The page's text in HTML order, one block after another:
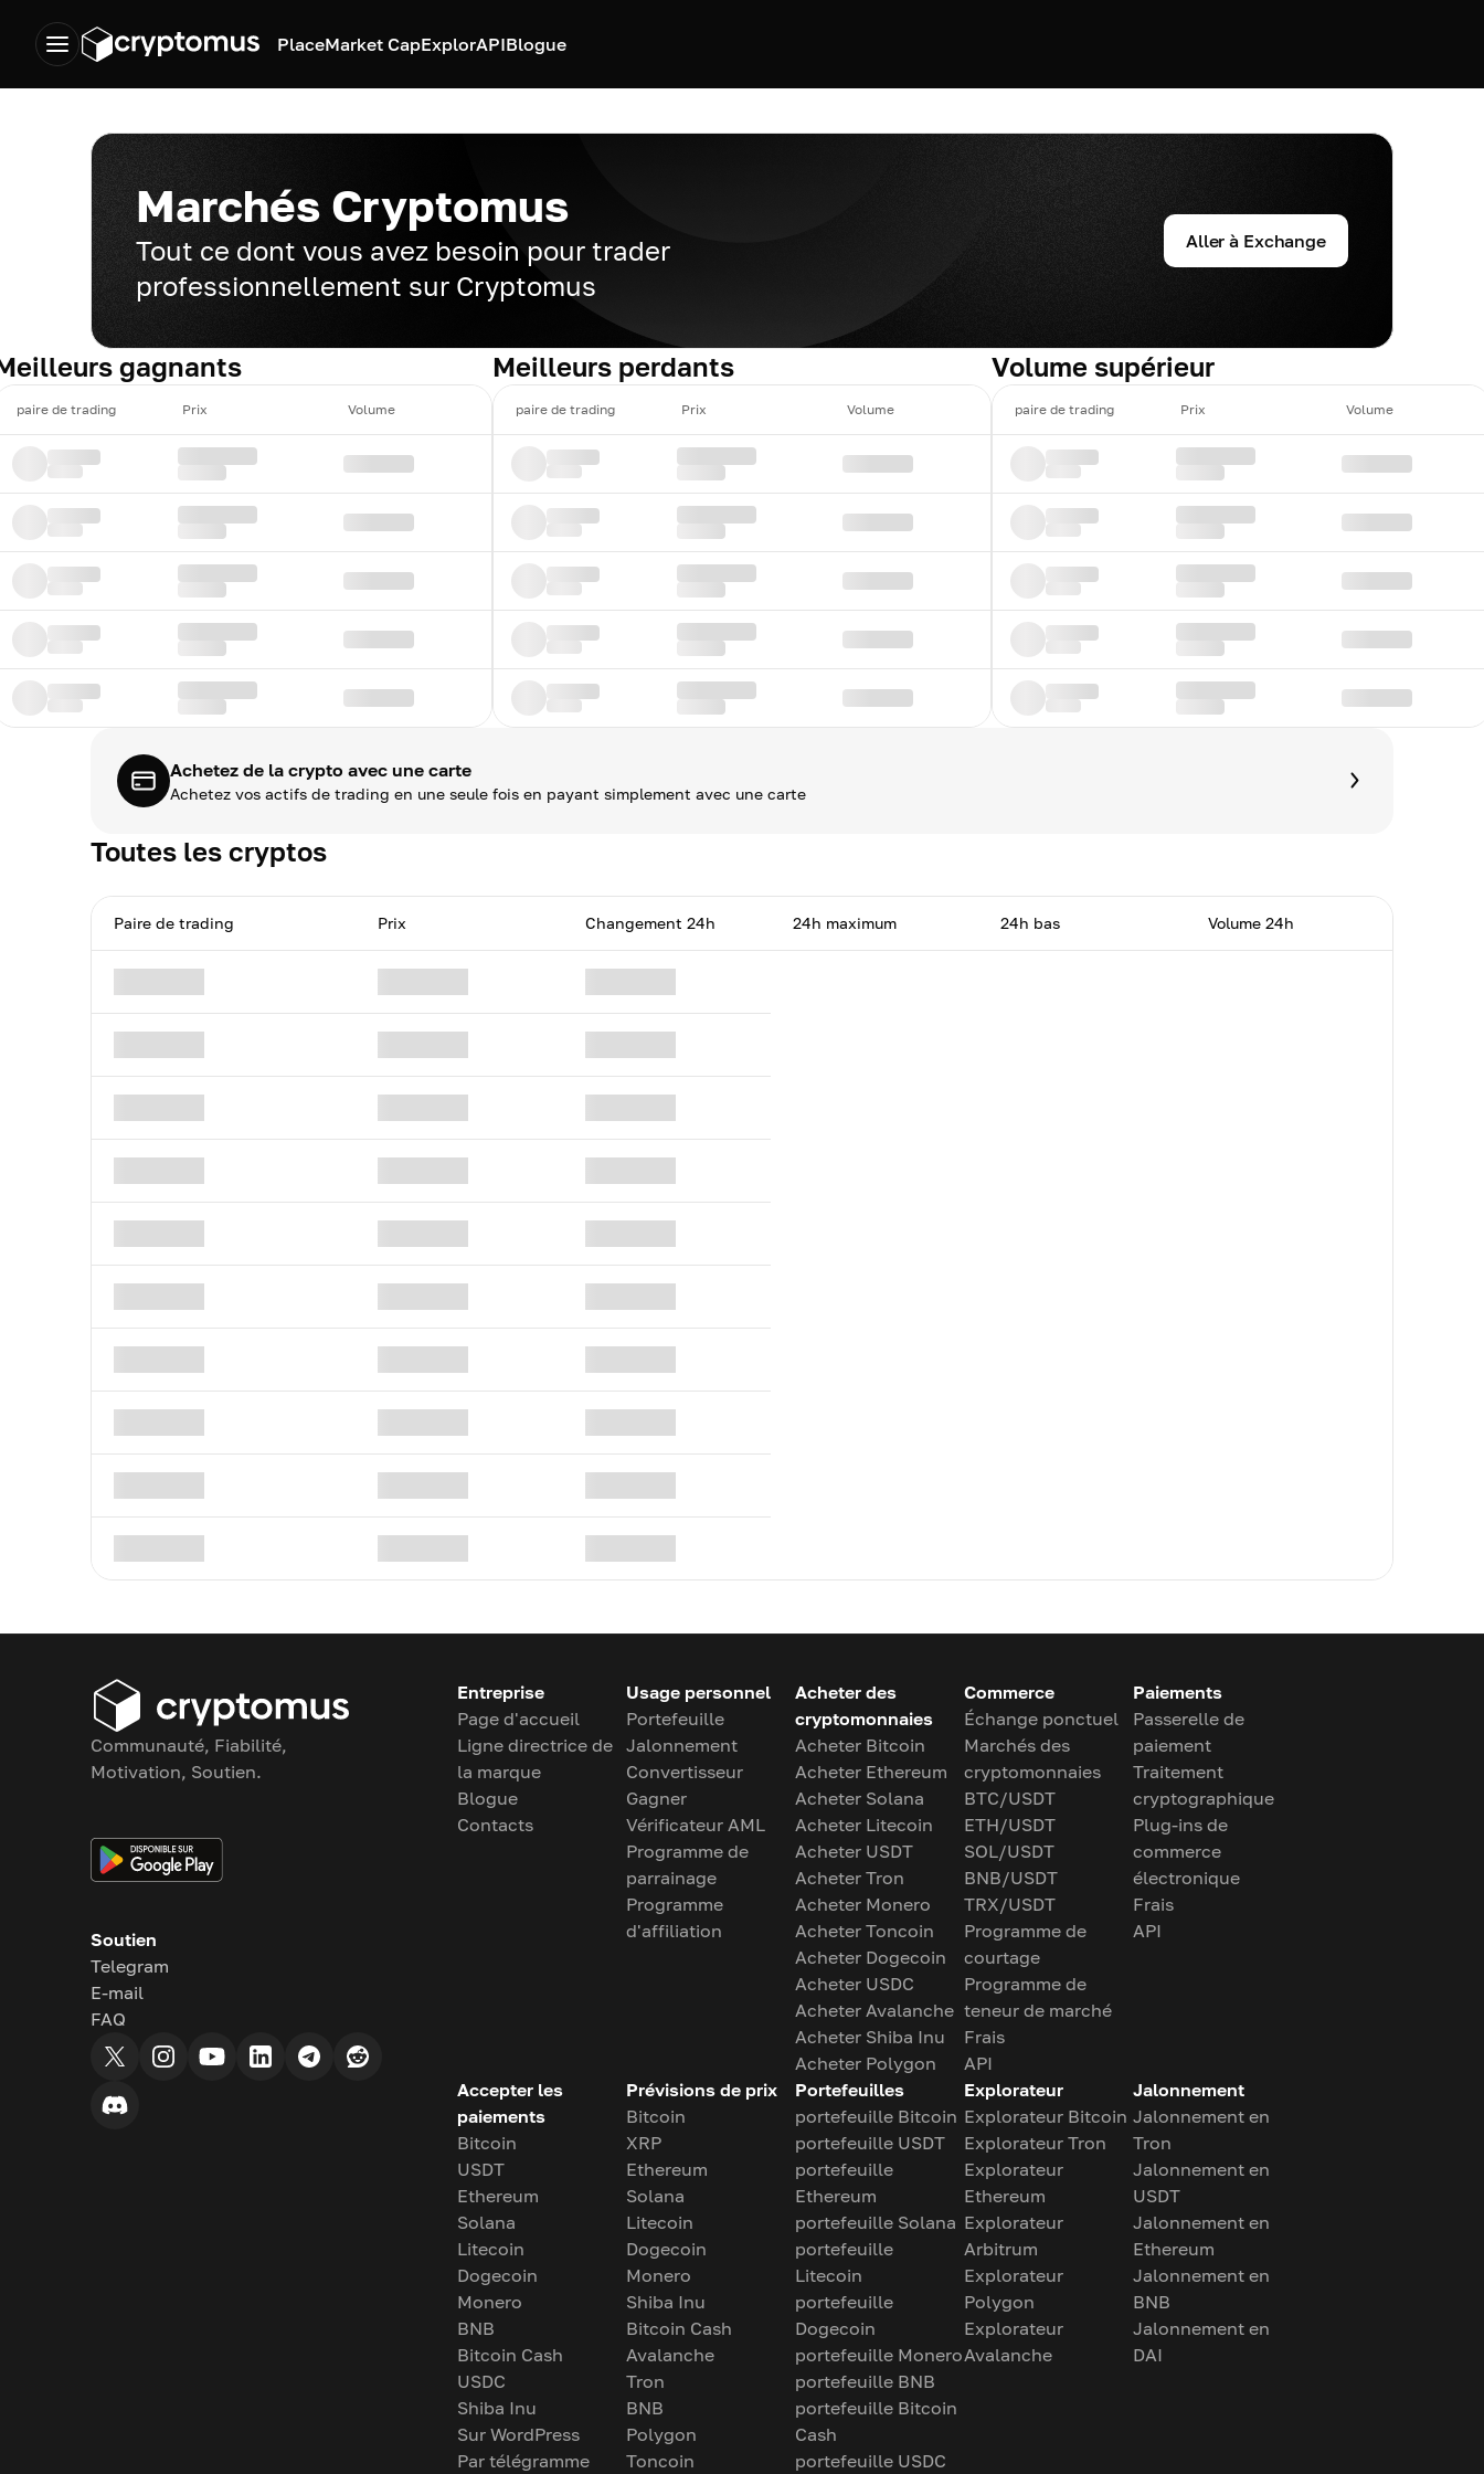
PlaceMarket CapExplorAPIBlogue
Marchés Cryptomus
Tout ce dont vous avez besoin pour trader
professionnellement sur Cryptomus
Aller à Exchange
gagnants
paire de trading Prix Volume
Meilleurs perdants
paire de trading Prix Volume
Volume supérieur
paire de trading Prix Volume
Achetez de la crypto avec une carte
Achetez vos actifs de trading en une seule fois en payant simplement avec une carte
Toutes les cryptos
Paire de trading Prix Changement 24h 24h maximum 24h bas Volume 24h
Communauté, Fiabilité,
Motivation, Soutien.
Soutien
Telegram
E-mail
FAQ
Entreprise
Page d'accueil
Ligne directrice de
la marque
Blogue
Contacts
Usage personnel
Portefeuille
Jalonnement
Convertisseur
Gagner
Vérificateur AML
Programme de
parrainage
Programme
d'affiliation
Acheter des
cryptomonnaies
Acheter Bitcoin
Acheter Ethereum
Acheter Solana
Acheter Litecoin
Acheter USDT
Acheter Tron
Acheter Monero
Acheter Toncoin
Acheter Dogecoin
Acheter USDC
Acheter Avalanche
Acheter Shiba Inu
Acheter Polygon
Commerce
Échange ponctuel
Marchés des
cryptomonnaies
BTC/USDT
ETH/USDT
SOL/USDT
BNB/USDT
TRX/USDT
Programme de
courtage
Programme de
teneur de marché
Frais
API
Paiements
Passerelle de
paiement
Traitement
cryptographique
Plug-ins de
commerce
électronique
Frais
API
Accepter les
paiements
Bitcoin
USDT
Ethereum
Solana
Litecoin
Dogecoin
Monero
BNB
Bitcoin Cash
USDC
Shiba Inu
Sur WordPress
Par télégramme
Prévisions de prix
Bitcoin
XRP
Ethereum
Solana
Litecoin
Dogecoin
Monero
Shiba Inu
Bitcoin Cash
Avalanche
Tron
BNB
Polygon
Toncoin
Portefeuilles
portefeuille Bitcoin
portefeuille USDT
portefeuille
Ethereum
portefeuille Solana
portefeuille
Litecoin
portefeuille
Dogecoin
portefeuille Monero
portefeuille BNB
portefeuille Bitcoin
Cash
portefeuille USDC
Explorateur
Explorateur Bitcoin
Explorateur Tron
Explorateur
Ethereum
Explorateur
Arbitrum
Explorateur
Polygon
Explorateur
Avalanche
Jalonnement
Jalonnement en
Tron
Jalonnement en
USDT
Jalonnement en
Ethereum
Jalonnement en
BNB
Jalonnement en
DAI